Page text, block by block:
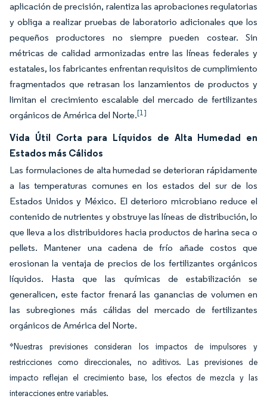
aplicación de precisión, ralentiza las aprobaciones regulatorias
y obliga a realizar pruebas de laboratorio adicionales que los
pequeños productores no siempre pueden costear. Sin
métricas de calidad armonizadas entre las líneas federales y
estatales, los fabricantes enfrentan requisitos de cumplimiento
fragmentados que retrasan los lanzamientos de productos y
limitan el crecimiento escalable del mercado de fertilizantes
orgánicos de América del Norte.[1]
Vida Útil Corta para Líquidos de Alta Humedad en
Estados más Cálidos
Las formulaciones de alta humedad se deterioran rápidamente
a las temperaturas comunes en los estados del sur de los
Estados Unidos y México. El deterioro microbiano reduce el
contenido de nutrientes y obstruye las líneas de distribución, lo
que lleva a los distribuidores hacia productos de harina seca o
pellets. Mantener una cadena de frío añade costos que
erosionan la ventaja de precios de los fertilizantes orgánicos
líquidos. Hasta que las químicas de estabilización se
generalicen, este factor frenará las ganancias de volumen en
las subregiones más cálidas del mercado de fertilizantes
orgánicos de América del Norte.
*Nuestras previsiones consideran los impactos de impulsores y
restricciones como direccionales, no aditivos. Las previsiones de
impacto reflejan el crecimiento base, los efectos de mezcla y las
interacciones entre variables.